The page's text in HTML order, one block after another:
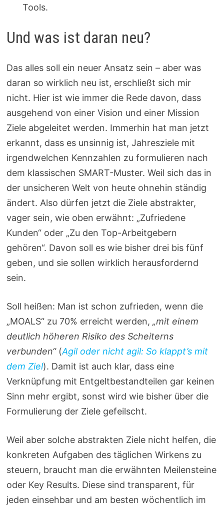
Tools.
Und was ist daran neu?
Das alles soll ein neuer Ansatz sein – aber was
daran so wirklich neu ist, erschließt sich mir
nicht. Hier ist wie immer die Rede davon, dass
ausgehend von einer Vision und einer Mission
Ziele abgeleitet werden. Immerhin hat man jetzt
erkannt, dass es unsinnig ist, Jahresziele mit
irgendwelchen Kennzahlen zu formulieren nach
dem klassischen SMART-Muster. Weil sich das in
der unsicheren Welt von heute ohnehin ständig
ändert. Also dürfen jetzt die Ziele abstrakter,
vager sein, wie oben erwähnt: „Zufriedene
Kunden“ oder „Zu den Top-Arbeitgebern
gehören“. Davon soll es wie bisher drei bis fünf
geben, und sie sollen wirklich herausfordernd
sein.
Soll heißen: Man ist schon zufrieden, wenn die
„MOALS“ zu 70% erreicht werden,„mit einem
deutlich höheren Risiko des Scheiterns
verbunden“(Agil oder nicht agil: So klappt’s mit
dem Ziel). Damit ist auch klar, dass eine
Verknüpfung mit Entgeltbestandteilen gar keinen
Sinn mehr ergibt, sonst wird wie bisher über die
Formulierung der Ziele gefeilscht.
Weil aber solche abstrakten Ziele nicht helfen, die
konkreten Aufgaben des täglichen Wirkens zu
steuern, braucht man die erwähnten Meilensteine
oder Key Results. Diese sind transparent, für
jeden einsehbar und am besten wöchentlich im